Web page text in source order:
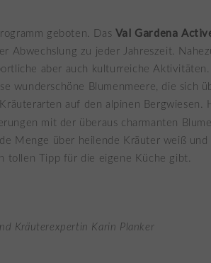
geboten. Das Val Gardena
Abwechslung zu jeder Jahreszeit.
aber auch kulturreiche Aktivitäten.
wunderschöne Blumenmeere, die sich
auf den alpinen Bergwiesen.
mit der überaus charmanten
Menge über heilende Kräuter weiß und
tollen Tipp für die eigene Küche gibt.
Kräuterexpertin Karin Planker